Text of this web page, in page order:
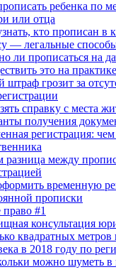
ребенка по
или отца
кто прописан в
— легальные
ли прописаться на
это на практике
штраф грозит за
справку с места
получения
регистрация:
разница между
временную
прописки
#1
консультация
квадратных
в 2018 году по
можно шуметь